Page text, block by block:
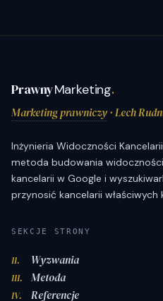
PrawnyMarketing.
Marketing prawniczy· Lech
Inżynieria Widoczności
metoda budowania
kancelarii w Google i
przynosić kancelarii właściwych
SEKCJE STRONY
II. Wyzwania
III. Metoda
IV. Referencje